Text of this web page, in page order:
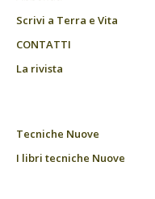
Scrivi a Terra e Vita
CONTATTI
La rivista
Tecniche Nuove
I libri tecniche Nuove